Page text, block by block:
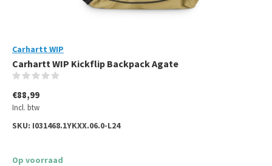
Carhartt WIP
Carhartt WIP Kickflip Backpack Agate
€88,99
Incl. btw
SKU: I031468.1YKXX.06.0-L24
Op voorraad